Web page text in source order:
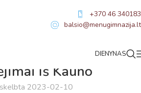
+370 46 340183
balsio@menugimnazija.lt
DIENYNAS
iš Kauno
2023-02-10